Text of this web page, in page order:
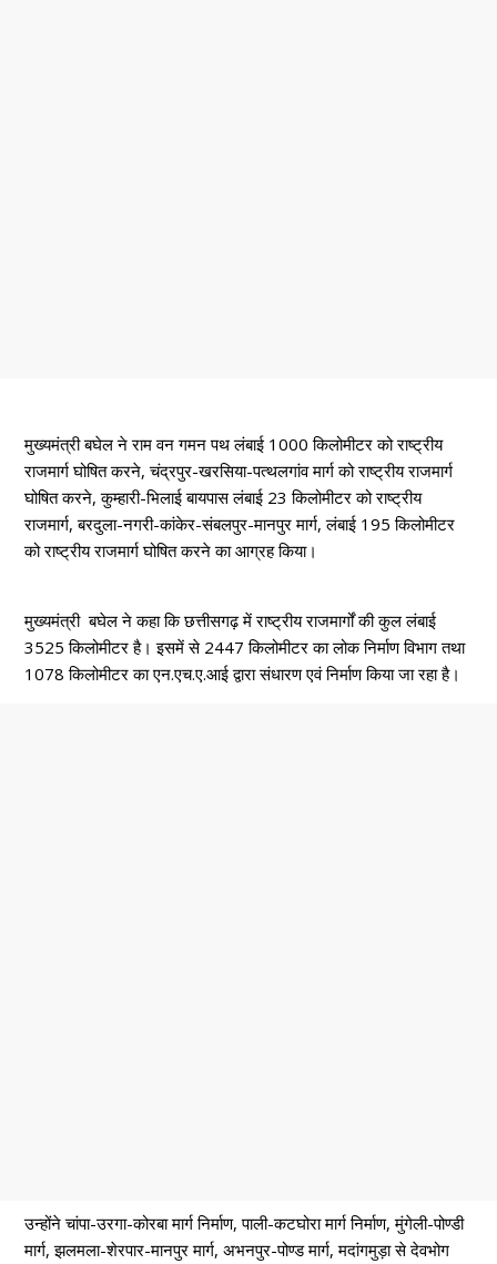
मुख्यमंत्री बघेल ने राम वन गमन पथ लंबाई 1000 किलोमीटर को राष्ट्रीय
राजमार्ग घोषित करने, चंद्रपुर-खरसिया-पत्थलगांव मार्ग को राष्ट्रीय राजमार्ग
घोषित करने, कुम्हारी-भिलाई बायपास लंबाई 23 किलोमीटर को राष्ट्रीय
राजमार्ग, बरदुला-नगरी-कांकेर-संबलपुर-मानपुर मार्ग, लंबाई 195 किलोमीटर
को राष्ट्रीय राजमार्ग घोषित करने का आग्रह किया।
मुख्यमंत्री बघेल ने कहा कि छत्तीसगढ़ में राष्ट्रीय राजमार्गों की कुल लंबाई
3525 किलोमीटर है। इसमें से 2447 किलोमीटर का लोक निर्माण विभाग तथा
1078 किलोमीटर का एन.एच.ए.आई द्वारा संधारण एवं निर्माण किया जा रहा है।
उन्होंने चांपा-उरगा-कोरबा मार्ग निर्माण, पाली-कटघोरा मार्ग निर्माण, मुंगेली-पोण्डी
मार्ग, झलमला-शेरपार-मानपुर मार्ग, अभनपुर-पोण्ड मार्ग, मदांगमुड़ा से देवभोग